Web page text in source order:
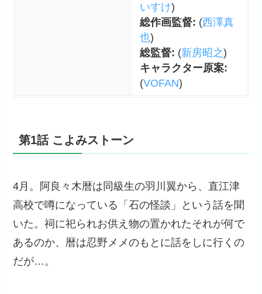
いすけ)
総作画監督: (西澤真
也)
総監督: (新房昭之)
キャラクター原案:
(VOFAN)
第1話 こよみストーン
4月。阿良々木暦は同級生の羽川翼から、直江津
高校で噂になっている「石の怪談」という話を聞
いた。祠に祀られお供え物の置かれたそれが何で
あるのか、暦は忍野メメのもとに話をしに行くの
だが…。